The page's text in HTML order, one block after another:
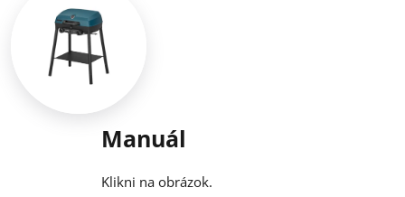
Manuál
Klikni na obrázok.